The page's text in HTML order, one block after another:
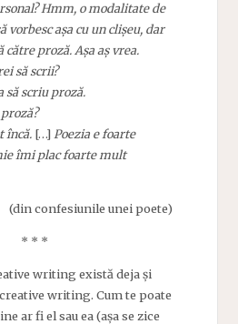
Hmm, o modalitate de
vorbesc așa cu un clișeu, dar
către proză. Așa aș vrea.
să scrii?
scriu proză.
încă. […]Poezia e foarte
îmi plac foarte mult
(din confesiunile unei poete)
* * *
writing există deja și
writing. Cum te poate
ar fi el sau ea (așa se zice